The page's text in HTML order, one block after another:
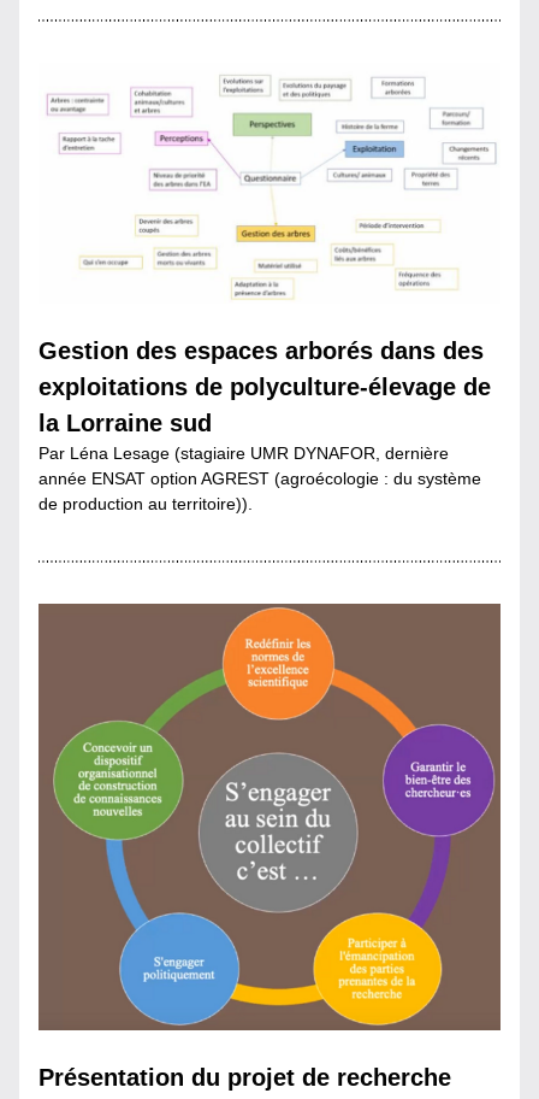
Gestion des espaces arborés dans des
exploitations de polyculture-élevage de
la Lorraine sud
Par Léna Lesage (stagiaire UMR DYNAFOR, dernière
année ENSAT option AGREST (agroécologie : du système
de production au territoire)).
Présentation du projet de recherche